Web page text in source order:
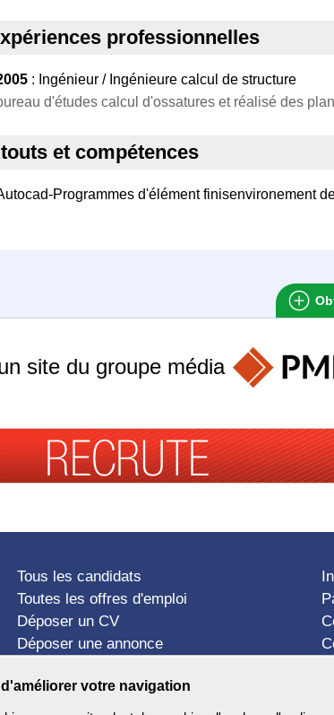
professionnelles
: Ingénieur / Ingénieure calcul de structure
d'études calcul d'ossatures et réalisé des
et compétences
Programmes d'élément finisenvironement
votre navigation
site du groupe média
Tous les candidats
Toutes les offres d'emploi
Déposer un CV
Déposer une annonce